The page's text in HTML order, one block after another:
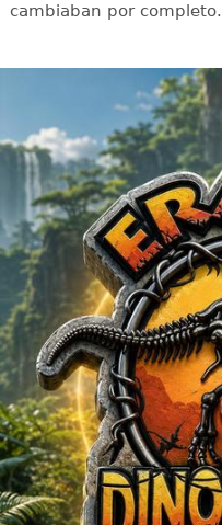
cambiaban por completo.